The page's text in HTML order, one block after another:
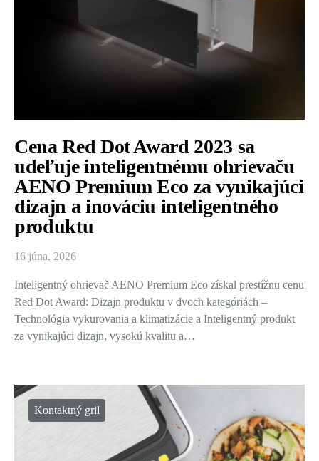
Cena Red Dot Award 2023 sa
udeľuje inteligentnému ohrievaču
AENO Premium Eco za vynikajúci
dizajn a inováciu inteligentného
produktu
16 júna, 2026
Inteligentný ohrievač AENO Premium Eco získal prestížnu cenu
Red Dot Award: Dizajn produktu v dvoch kategóriách –
Technológia vykurovania a klimatizácie a Inteligentný produkt
za vynikajúci dizajn, vysokú kvalitu a…
Kontaktný gril